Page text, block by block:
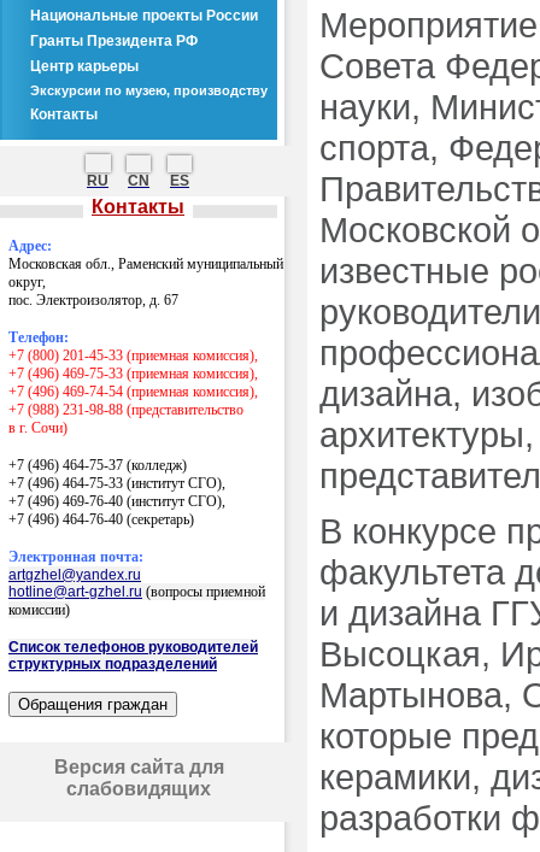
Национальные проекты России
Гранты Президента РФ
Центр карьеры
Экскурсии по музею, производству
Контакты
RU CN ES
Контакты
Адрес:
Московская обл., Раменский муниципальный
округ,
пос. Электроизолятор, д. 67
Телефон:
+7 (800) 201-45-33 (приемная комиссия),
+7 (496) 469-75-33 (приемная комиссия),
+7 (496) 469-74-54 (приемная комиссия),
+7 (988) 231-98-88 (представительство
в г. Сочи)
+7 (496) 464-75-37 (колледж)
+7 (496) 464-75-33 (институт СГО),
+7 (496) 469-76-40 (институт СГО),
+7 (496) 464-76-40 (секретарь)
Электронная почта:
artgzhel@yandex.ru
hotline@art-gzhel.ru (вопросы приемной
комиссии)
Список телефонов руководителей
структурных подразделений
Версия сайта для
слабовидящих
Совета
науки,
спорта,
Московской
известные
дизайна,
В конкурсе
факультета
и дизайна
Высоцкая,
Мартынова,
которые
керамики,
разработки